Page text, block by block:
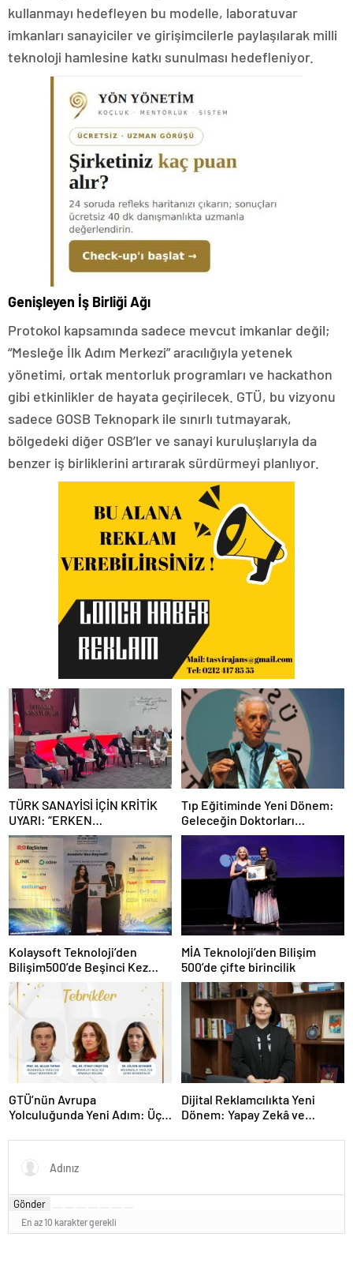
kullanmayı hedefleyen bu modelle, laboratuvar
imkanları sanayiciler ve girişimcilerle paylaşılarak milli
teknoloji hamlesine katkı sunulması hedefleniyor.
Genişleyen İş Birliği Ağı
Protokol kapsamında sadece mevcut imkanlar değil;
“Mesleğe İlk Adım Merkezi” aracılığıyla yetenek
yönetimi, ortak mentorluk programları ve hackathon
gibi etkinlikler de hayata geçirilecek. GTÜ, bu vizyonu
sadece GOSB Teknopark ile sınırlı tutmayarak,
bölgedeki diğer OSB’ler ve sanayi kuruluşlarıyla da
benzer iş birliklerini artırarak sürdürmeyi planlıyor.
TÜRK SANAYİSİ İÇİN KRİTİK
UYARI: “ERKEN
SANAYİSİZLEŞME
TEHLİKESİYLE KARŞI
KARŞIYAYIZ”
Tıp Eğitiminde Yeni Dönem:
Geleceğin Doktorları
Teknolojiyi de Bilecek
Kolaysoft Teknoloji’den
Bilişim500’de Beşinci Kez
Zirve Başarısı
MİA Teknoloji’den Bilişim
500’de çifte birincilik
GTÜ’nün Avrupa
Yolculuğunda Yeni Adım: Üç
Dijital Reklamcılıkta Yeni
Dönem: Yapay Zekâ ve
Kurallar
Gönder
En az 10 karakter gerekli